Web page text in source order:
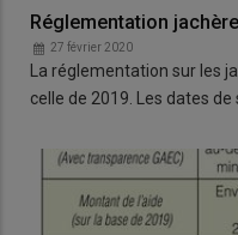
Réglementation
27 février 2020
La réglementation sur les
celle de 2019. Les dates de